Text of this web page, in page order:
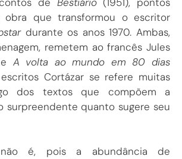
obra que transformou o escritor
durante os anos 1970. Ambas,
remetem ao francês Jules
A volta ao mundo em 80 dias
Cortázar se refere muitas
dos textos que compõem a
surpreendente quanto sugere seu
é, pois a abundância de